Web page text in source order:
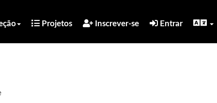
Projetos Inscrever-se Entrar